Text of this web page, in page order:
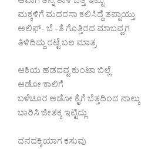
ಮಕ್ಕಳಿಗೆ ಮದರಸಾ ಕಲಿಸಿದ್ದೆ ತಪ್ಪಾಯ್ತು
ಅಲಿಫ್- ಬೆ -ತೆ ಗೊತ್ತಿರದ ಮಾಬವ್ವಗ
ತಿಳಿದಿದ್ದು ರಟ್ಟೆ ಬಲ ಮಾತ್ರ
ಆಕಿಯ ಹಡದವ್ವ ಕುಂಟಾ ಬಿಲ್ಲೆ
ಆಡೋ ಕಾಲಿಗೆ
ಬಳೆಚೂರ ಆಡೋ ಕೈಗೆ ಬೆತ್ತದಿಂದ ನಾಲ್ಕು
ಬಾರಿಸಿ ಜೀತಕ್ಕ ಇಟ್ಟಿದ್ಲು
ದನದಕ್ಕಿಯಾಗ ಕಸುವು